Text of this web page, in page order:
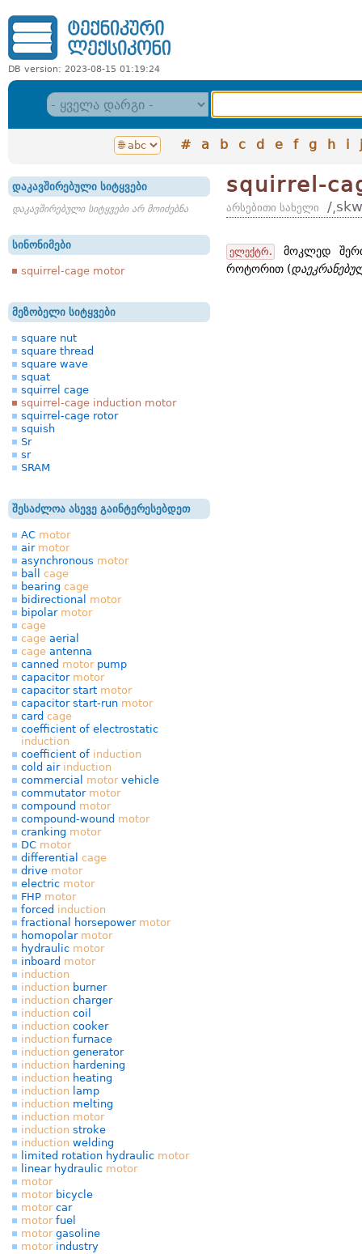
DB version: 2023-08-15 01:19:24
# a b c d e f g h i j
დაკავშირებული სიტყვები
დაკავშირებული სიტყვები არ მოიძებნა
სინონიმები
squirrel-cage motor
მეზობელი სიტყვები
square nut
square thread
square wave
squat
squirrel cage
squirrel-cage induction motor
squirrel-cage rotor
squish
Sr
sr
SRAM
შესაძლოა ასევე გაინტერესებდეთ
AC motor
air motor
asynchronous motor
ball cage
bearing cage
bidirectional motor
bipolar motor
cage
cage aerial
cage antenna
canned motorpump
capacitor motor
capacitor start motor
capacitor start-run motor
card cage
coefficient of electrostatic
induction
coefficient of induction
cold air induction
commercial motorvehicle
commutator motor
compound motor
compound-wound motor
cranking motor
DC motor
differential cage
drive motor
electric motor
FHP motor
forced induction
fractional horsepower motor
homopolar motor
hydraulic motor
inboard motor
induction
induction burner
induction charger
induction coil
induction cooker
induction furnace
induction generator
induction hardening
induction heating
induction lamp
induction melting
induction motor
induction stroke
induction welding
limited rotation hydraulic motor
linear hydraulic motor
motor
motorbicycle
motorcar
motorfuel
motorgasoline
motorindustry
squirrel-
არსებითი სახელი /
ელექტრ.
მოკლედ
როტორით (